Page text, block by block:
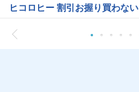
ヒコロヒー 割引お握り買わない